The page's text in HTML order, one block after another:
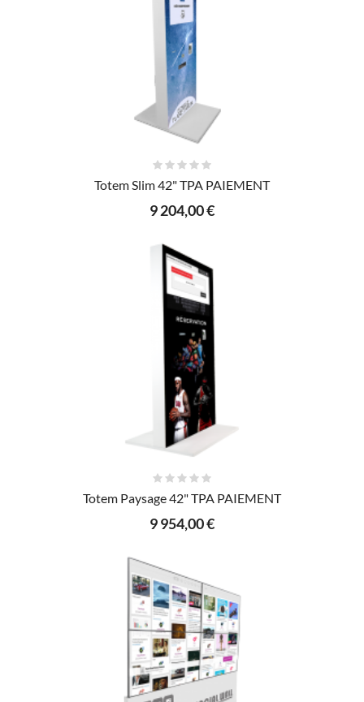
AJOUTER AU PANIER
Totem Slim 42" TPA PAIEMENT
9 204,00 €
AJOUTER AU PANIER
Totem Paysage 42" TPA PAIEMENT
9 954,00 €